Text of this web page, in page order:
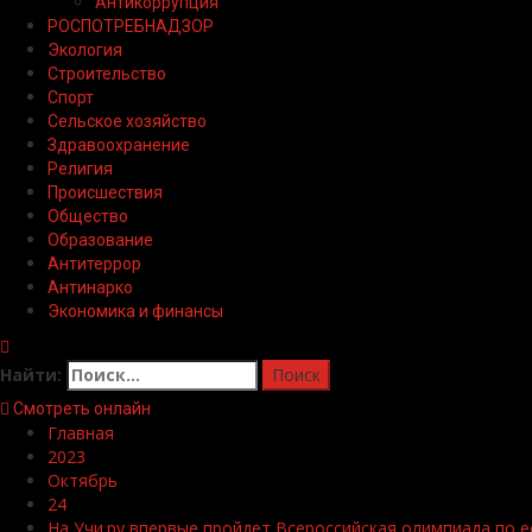
РОСПОТРЕБНАДЗОР
Экология
Строительство
Спорт
Сельское хозяйство
Здравоохранение
Религия
Происшествия
Общество
Образование
Антитеррор
Антинарко
Экономика и финансы
Найти:
Смотреть онлайн
Главная
2023
Октябрь
24